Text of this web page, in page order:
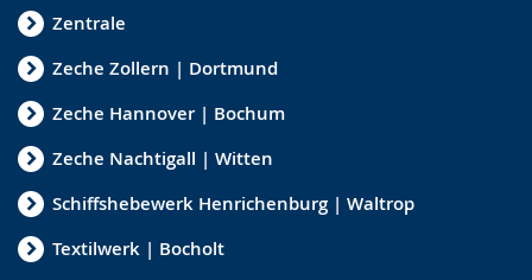
Zentrale
Zeche Zollern | Dortmund
Zeche Hannover | Bochum
Zeche Nachtigall | Witten
Schiffshebewerk Henrichenburg | Waltrop
Textilwerk | Bocholt